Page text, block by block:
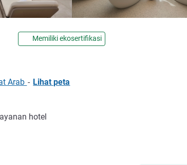
5
Memiliki ekosertifikasi
Arab - Lihat peta
hotel